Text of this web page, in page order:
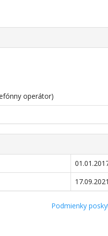
operátor)
17.09.2021
Podmienky